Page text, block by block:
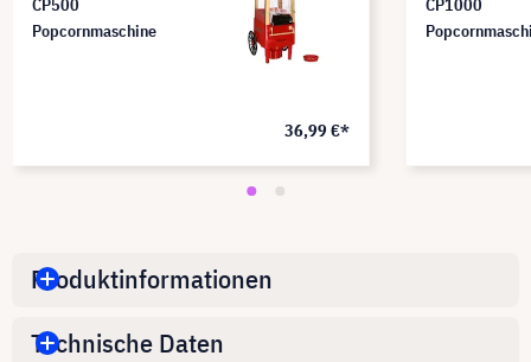
CP500
Popcornmaschine
36,99 €*
CP1000
Produktinformationen
Technische Daten